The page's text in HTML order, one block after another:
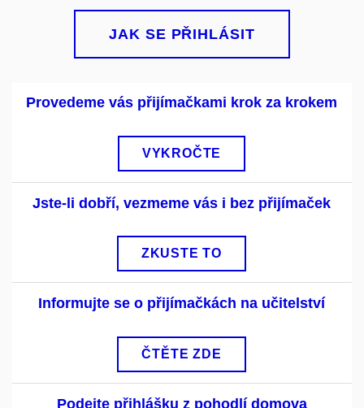
JAK SE PŘIHLÁSIT
Provedeme vás přijímačkami krok za krokem
VYKROČTE
Jste-li dobří, vezmeme vás i bez přijímaček
ZKUSTE TO
Informujte se o přijímačkách na učitelství
ČTĚTE ZDE
Podejte přihlášku z pohodlí domova